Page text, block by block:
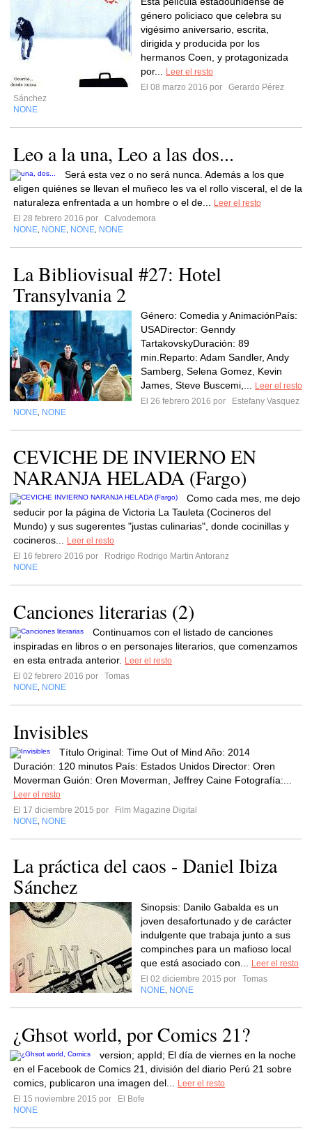
género policiaco que celebra su
vigésimo aniversario, escrita,
dirigida y producida por los
hermanos Coen, y protagonizada
por...
Leer el resto
El 08 marzo 2016 por
Gerardo Pérez
Sánchez
NONE
Leo a la una, Leo a las dos...
Será esta vez o no será nunca. Además a los que
eligen quiénes se llevan el muñeco les va el rollo visceral, el de la
naturaleza enfrentada a un hombre o el de...
Leer el resto
El 28 febrero 2016 por
Calvodemora
NONE NONE NONE NONE
La Bibliovisual #27: Hotel
Transylvania 2
Género: Comedia y AnimaciónPaís:
USADirector: Genndy
TartakovskyDuración: 89
min.Reparto: Adam Sandler, Andy
Samberg, Selena Gomez, Kevin
James, Steve Buscemi,...
Leer el resto
El 26 febrero 2016 por
Estefany Vasquez
NONE NONE
CEVICHE DE INVIERNO EN
NARANJA HELADA (Fargo)
Como cada mes, me dejo
seducir por la página de Victoria La Tauleta (Cocineros del
Mundo) y sus sugerentes "justas culinarias", donde cocinillas y
cocineros...
Leer el resto
El 16 febrero 2016 por
Rodrigo Rodrigo Martin Antoranz
NONE
Canciones literarias (2)
Continuamos con el listado de canciones
inspiradas en libros o en personajes literarios, que comenzamos
en esta entrada anterior.
Leer el resto
El 02 febrero 2016 por
Tomas
NONE NONE
Invisibles
Título Original: Time Out of Mind Año: 2014
Duración: 120 minutos País: Estados Unidos Director: Oren
Moverman Guión: Oren Moverman, Jeffrey Caine Fotografía:...
Leer el resto
El 17 diciembre 2015 por
Film Magazine Digital
NONE NONE
La práctica del caos - Daniel Ibiza
Sánchez
Sinopsis: Danilo Gabalda es un
joven desafortunado y de carácter
indulgente que trabaja junto a sus
compinches para un mafioso local
que está asociado con...
Leer el resto
El 02 diciembre 2015 por
Tomas
NONE NONE
¿Ghsot world, por Comics 21?
version; appId; El día de viernes en la noche
en el Facebook de Comics 21, división del diario Perú 21 sobre
comics, publicaron una imagen del...
Leer el resto
El 15 noviembre 2015 por
El Bofe
NONE